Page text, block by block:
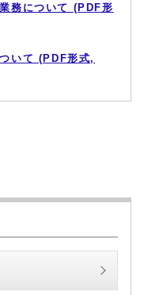
務について (PDF形
いて (PDF形式,